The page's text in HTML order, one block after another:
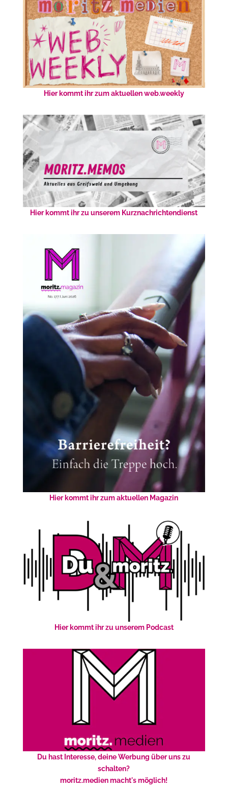
Hier kommt ihr zum aktuellen web.weekly
Hier kommt ihr zu unserem Kurznachrichtendienst
Hier kommt ihr zum aktuellen Magazin
Hier kommt ihr zu unserem Podcast
Du hast Interesse, deine Werbung über uns zu
schalten?
moritz.medien macht's möglich!